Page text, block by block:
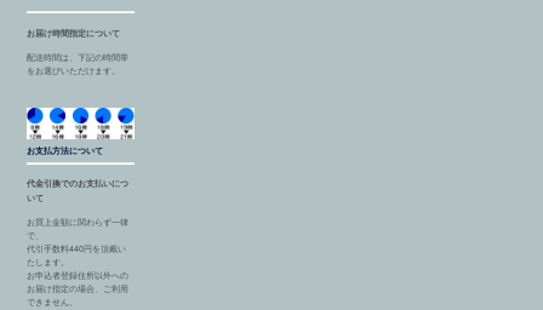
お届け時間指定について
配送時間は、下記の時間帯
をお選びいただけます。
お支払方法について
代金引換でのお支払いにつ
いて
お買上金額に関わらず一律
で、
代引手数料440円を頂戴い
たします。
お申込者登録住所以外への
お届け指定の場合、ご利用
できません。